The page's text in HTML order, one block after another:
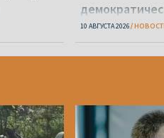
10 АВГУСТА 2026